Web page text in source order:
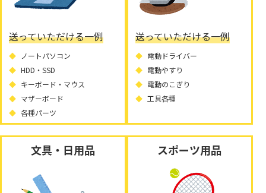
送っていただける一例
ノートパソコン
HDD・SSD
キーボード・マウス
マザーボード
各種パーツ
送っていただける一例
電動ドライバー
電動やすり
電動のこぎり
工具各種
文具・日用品 スポーツ用品